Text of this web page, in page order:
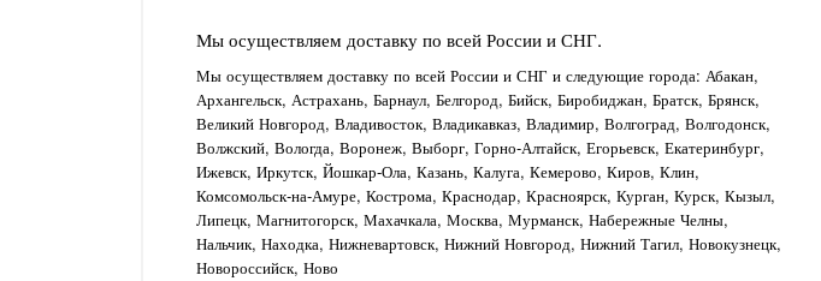
Мы осуществляем доставку по всей России и СНГ.
Мы осуществляем доставку по всей России и СНГ и следующие города: Абакан,
Архангельск, Астрахань, Барнаул, Белгород, Бийск, Биробиджан, Братск, Брянск,
Великий Новгород, Владивосток, Владикавказ, Владимир, Волгоград, Волгодонск,
Волжский, Вологда, Воронеж, Выборг, Горно-Алтайск, Егорьевск, Екатеринбург,
Ижевск, Иркутск, Йошкар-Ола, Казань, Калуга, Кемерово, Киров, Клин,
Комсомольск-на-Амуре, Кострома, Краснодар, Красноярск, Курган, Курск, Кызыл,
Липецк, Магнитогорск, Махачкала, Москва, Мурманск, Набережные Челны,
Нальчик, Находка, Нижневартовск, Нижний Новгород, Нижний Тагил, Новокузнецк,
Новороссийск, Ново